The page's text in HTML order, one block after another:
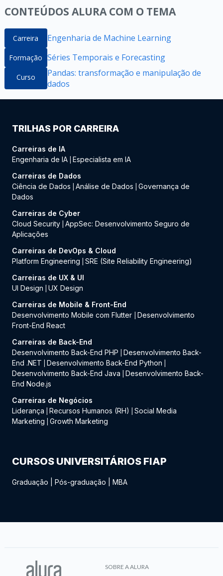
CONTEÚDOS ALURA COM O TEMA
Carreira Engenharia de Machine Learning
Formação Séries Temporais e Forecasting
Curso
Pandas: transformação e manipulação de
dados
TRILHAS POR CARREIRA
Carreiras de IA
Engenharia de IA Especialista em IA
Carreiras de Dados
Ciência de Dados
Análise de Dados
Governança de
Dados
Carreiras de Cyber
Cloud Security AppSec: Desenvolvimento Seguro de
Aplicações
Carreiras de DevOps & Cloud
Platform Engineering
SRE (Site Reliability Engineering)
Carreiras de UX & UI
UI Design
UX Design
Carreiras de Mobile & Front-End
Desenvolvimento Mobile com Flutter
Desenvolvimento
Front-End React
Carreiras de Back-End
Desenvolvimento Back-End PHP
Desenvolvimento Back-
End .NET
Desenvolvimento Back-End Python
Desenvolvimento Back-End Java
Desenvolvimento Back-
End Node.js
Carreiras de Negócios
Liderança
Recursos Humanos (RH)
Social Media
Marketing
Growth Marketing
CURSOS UNIVERSITÁRIOS FIAP
Graduação Pós-graduação MBA
SOBRE A ALURA